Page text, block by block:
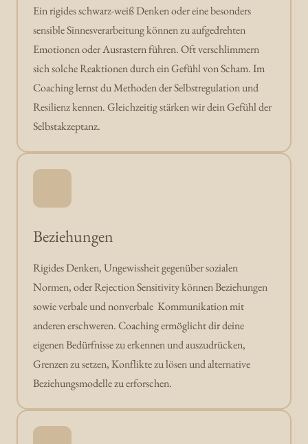
Ein rigides schwarz-weiß Denken oder eine besonders
sensible Sinnesverarbeitung können zu aufgedrehten
Emotionen oder Ausrastern führen. Oft verschlimmern
sich solche Reaktionen durch ein Gefühl von Scham. Im
Coaching lernst du Methoden der Selbstregulation und
Resilienz kennen. Gleichzeitig stärken wir dein Gefühl der
Selbstakzeptanz.
Beziehungen
Rigides Denken, Ungewissheit gegenüber sozialen
Normen, oder Rejection Sensitivity können Beziehungen
sowie verbale und nonverbale  Kommunikation mit
anderen erschweren. Coaching ermöglicht dir deine
eigenen Bedürfnisse zu erkennen und auszudrücken,
Grenzen zu setzen, Konflikte zu lösen und alternative
Beziehungsmodelle zu erforschen.